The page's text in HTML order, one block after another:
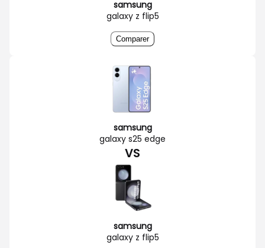
samsung
galaxy z flip5
Comparer
samsung
galaxy s25 edge
VS
samsung
galaxy z flip5